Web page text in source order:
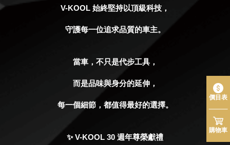
V-KOOL 始終堅持以頂級科技，
守護每一位追求品質的車主。
當車，不只是代步工具，
而是品味與身分的延伸，
每一個細節，都值得最好的選擇。
✨ V-KOOL 30 週年尊榮獻禮
價目表
購物車